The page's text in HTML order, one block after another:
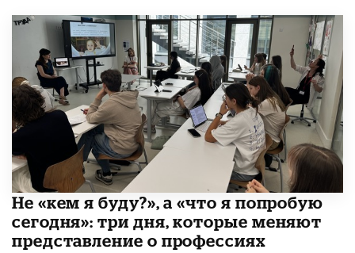
Не «кем я буду?», а «что я попробую
сегодня»: три дня, которые меняют
представление о профессиях